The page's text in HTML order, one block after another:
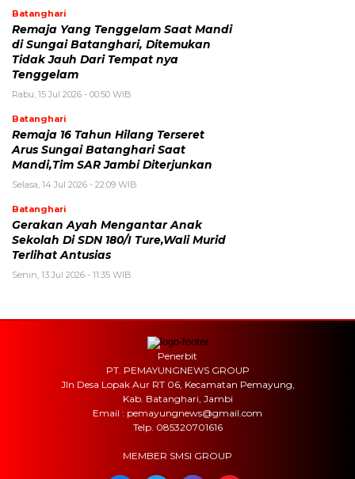
Batanghari
Remaja Yang Tenggelam Saat Mandi
di Sungai Batanghari, Ditemukan
Tidak Jauh Dari Tempat nya
Tenggelam
Rabu, 15 Jul 2026 - 00:50 WIB
Batanghari
Remaja 16 Tahun Hilang Terseret
Arus Sungai Batanghari Saat
Mandi,Tim SAR Jambi Diterjunkan
Selasa, 14 Jul 2026 - 22:09 WIB
Batanghari
Gerakan Ayah Mengantar Anak
Sekolah Di SDN 180/I Ture,Wali Murid
Terlihat Antusias
Senin, 13 Jul 2026 - 11:35 WIB
Penerbit
PT. PEMAYUNGNEWS GROUP
Jln Desa Lopak Aur RT 06, Kecamatan Pemayung,
Kab. Batanghari, Jambi
Email : pemayungnews@gmail.com
Telp. 085320701616
MEMBER SMSI GROUP